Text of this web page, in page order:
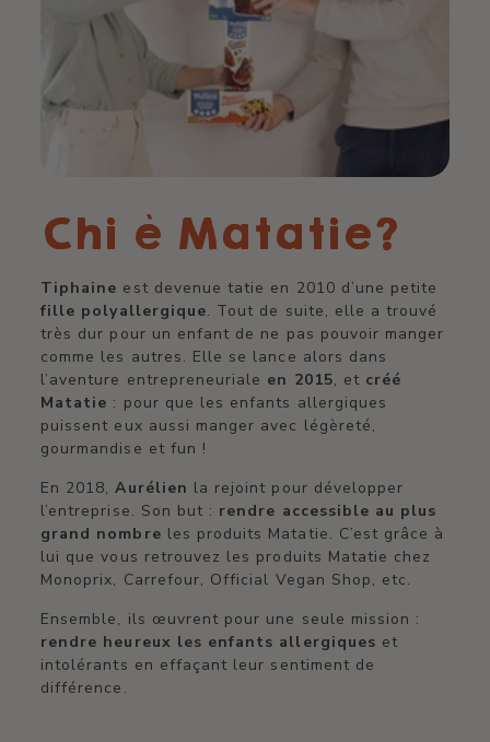
Chi è Matatie?
Tiphaine est devenue tatie en 2010 d’une petite
fille polyallergique. Tout de suite, elle a trouvé
très dur pour un enfant de ne pas pouvoir manger
comme les autres. Elle se lance alors dans
l’aventure entrepreneuriale en 2015, et créé
Matatie : pour que les enfants allergiques
puissent eux aussi manger avec légèreté,
gourmandise et fun !
En 2018,Aurélien la rejoint pour développer
l’entreprise. Son but : rendre accessible au plus
grand nombre les produits Matatie. C’est grâce à
lui que vous retrouvez les produits Matatie chez
Monoprix, Carrefour, Official Vegan Shop, etc.
Ensemble, ils œuvrent pour une seule mission :
rendre heureux les enfants allergiques et
intolérants en effaçant leur sentiment de
différence.